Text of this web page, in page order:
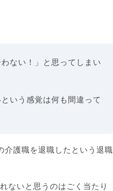
ない！」と思ってしまい
いう感覚は何も間違って
介護職を退職したという退職
ないと思うのはごく当たり